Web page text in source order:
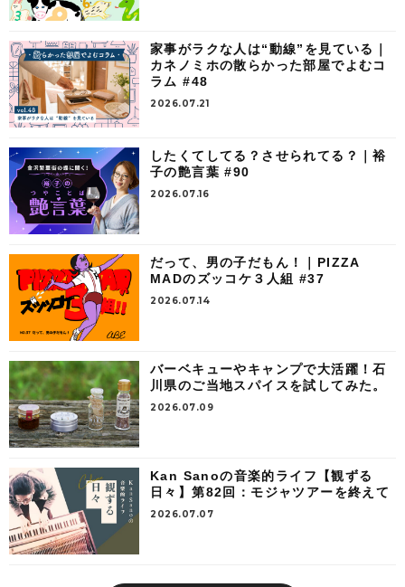
家事がラクな人は“動線”を見ている｜
カネノミホの散らかった部屋でよむコ
ラム #48
2026.07.21
したくてしてる？させられてる？｜裕
子の艶言葉 #90
2026.07.16
だって、男の子だもん！｜PIZZA
MADのズッコケ３人組 #37
2026.07.14
バーベキューやキャンプで大活躍！石
川県のご当地スパイスを試してみた。
2026.07.09
Kan Sanoの音楽的ライフ【観ずる
日々】第82回：モジャツアーを終えて
2026.07.07